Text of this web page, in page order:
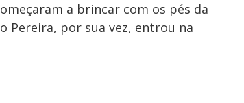
a brincar com os pés da
Pereira, por sua vez, entrou na